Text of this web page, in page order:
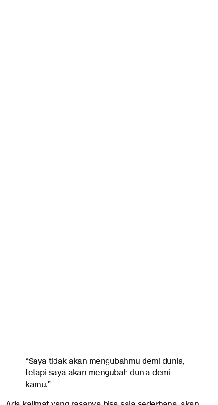
“Saya tidak akan mengubahmu demi dunia,
tetapi saya akan mengubah dunia demi
kamu.”